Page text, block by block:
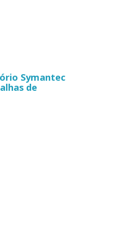
Symantec
de